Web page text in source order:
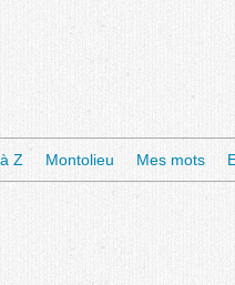
Z Montolieu Mes mots